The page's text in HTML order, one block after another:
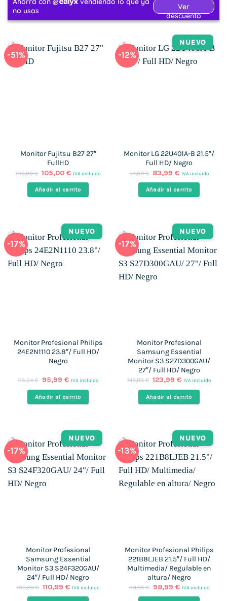
-51%
Monitor Fujitsu B27 27″
FullHD
215,00€ El
original
era:
105,00€El
actual
es:
IVA incluido
Añadir al carrito
-12%
NUEVO
Monitor LG 22U401A-B 21.5″/
Full HD/ Negro
94,98€ El
original
era:
83,99€El
actual
es:
IVA incluido
Añadir al carrito
-17%
NUEVO
Monitor Profesional Philips
24E2N1110 23.8″/ Full HD/
Negro
115,34€
El
original
era:
95,99 €El
actual
es:
IVA incluido
Añadir al carrito
-17%
NUEVO
Monitor Profesional
Samsung Essential
Monitor S3 S27D300GAU/
27″/ Full HD/ Negro
148,88€ El
original
era:
123,99€El
actual
es:
IVA incluido
Añadir al carrito
-17%
NUEVO
Monitor Profesional
Samsung Essential
Monitor S3 S24F320GAU/
24″/ Full HD/ Negro
133,20€ El
110,99€ElIVA incluido
-13%
NUEVO
Monitor Profesional Philips
221B8LJEB 21.5″/ Full HD/
Multimedia/ Regulable en
altura/ Negro
113,85€ El
98,99€ElIVA incluido